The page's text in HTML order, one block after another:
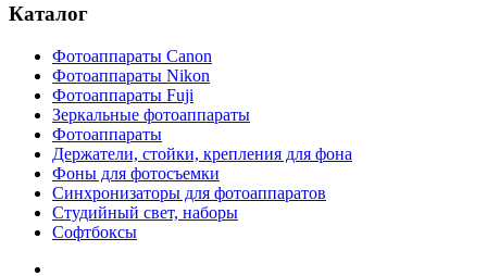
Каталог
Фотоаппараты Canon
Фотоаппараты Nikon
Фотоаппараты Fuji
Зеркальные фотоаппараты
Фотоаппараты
Держатели, стойки, крепления для фона
Фоны для фотосъемки
Синхронизаторы для фотоаппаратов
Студийный свет, наборы
Софтбоксы